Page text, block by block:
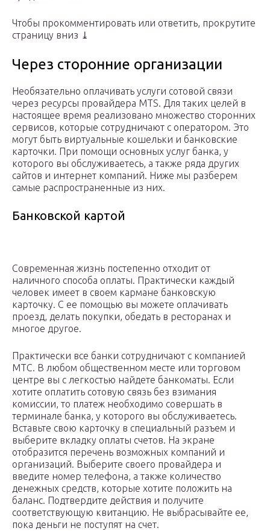
Чтобы прокомментировать или ответить, прокрутите
страницу вниз ⤓
Через сторонние организации
Необязательно оплачивать услуги сотовой связи
через ресурсы провайдера MTS. Для таких целей в
настоящее время реализовано множество сторонних
сервисов, которые сотрудничают с оператором. Это
могут быть виртуальные кошельки и банковские
карточки. При помощи основных услуг банка, у
которого вы обслуживаетесь, а также ряда других
сайтов и интернет компаний. Ниже мы разберем
самые распространенные из них.
Банковской картой
Современная жизнь постепенно отходит от
наличного способа оплаты. Практически каждый
человек имеет в своем кармане банковскую
карточку. С ее помощью вы можете оплачивать
проезд, делать покупки, обедать в ресторанах и
многое другое.
Практически все банки сотрудничают с компанией
МТС. В любом общественном месте или торговом
центре вы с легкостью найдете банкоматы. Если
хотите оплатить сотовую связь без взимания
комиссии, то платеж необходимо совершать в
терминале банка, у которого вы обслуживаетесь.
Вставьте свою карточку в специальный разъем и
выберите вкладку оплаты счетов. На экране
отобразится перечень возможных компаний и
организаций. Выберите своего провайдера и
введите номер телефона, а также количество
денежных средств, которые хотите положить на
баланс. Подтвердите действия и получите
соответствующую квитанцию. Не выбрасывайте ее,
пока деньги не поступят на счет.